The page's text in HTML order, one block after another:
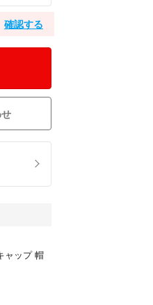
確認する
ャップ 帽